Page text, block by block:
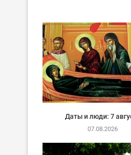
Даты и люди: 7
07.08.2026